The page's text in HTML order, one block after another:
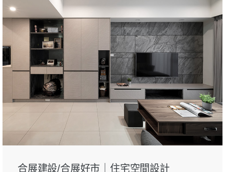
合展建設/合展好市｜住宅空間設計